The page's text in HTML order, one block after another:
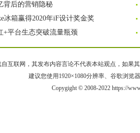
背后的营销隐秘
冰箱赢得2020年iF设计奖金奖
+平台生态突破流量瓶颈
自互联网，其发布内容言论不代表本站观点，如果
建议您使用1920×1080分辨率、谷歌浏览
Copygight © 2008-2022 https://